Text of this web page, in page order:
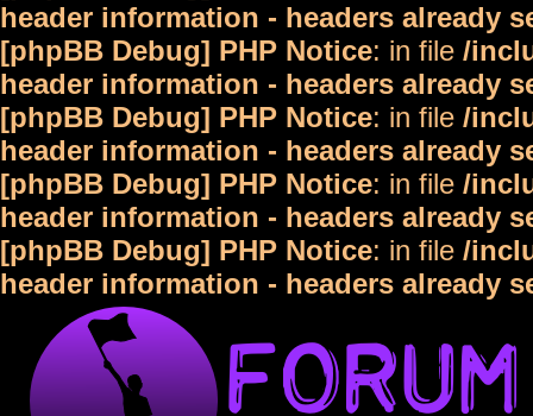
header information - headers already
[phpBB Debug] PHP Notice: in file /
header information - headers already
[phpBB Debug] PHP Notice: in file /
header information - headers already
[phpBB Debug] PHP Notice: in file /
header information - headers already
[phpBB Debug] PHP Notice: in file /
header information - headers already